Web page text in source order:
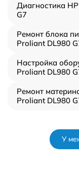
Диагностика
G7
Ремонт блока
Proliant DL980
Настройка
Proliant DL980
Ремонт
Proliant DL980
У